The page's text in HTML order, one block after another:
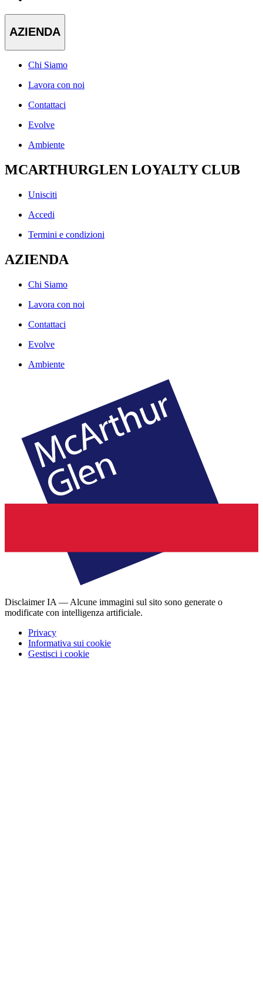
AZIENDA
Chi Siamo
Lavora con noi
Contattaci
Evolve
Ambiente
MCARTHURGLEN LOYALTY CLUB
Unisciti
Accedi
Termini e condizioni
AZIENDA
Chi Siamo
Lavora con noi
Contattaci
Evolve
Ambiente
Disclaimer IA — Alcune immagini sul sito sono generate o
modificate con intelligenza artificiale.
Privacy
Informativa sui cookie
Gestisci i cookie